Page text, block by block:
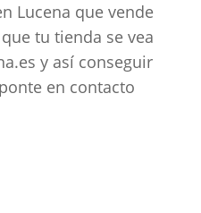
Lucena que vende
tu tienda se vea
y así conseguir
en contacto